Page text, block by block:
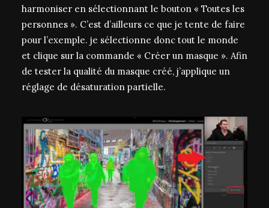
harmoniser en sélectionnant le bouton « Toutes les
personnes ». C’est d’ailleurs ce que je tente de faire
pour l’exemple. je sélectionne donc tout le monde
et clique sur la commande « Créer un masque ». Afin
de tester la qualité du masque créé, j’applique un
réglage de désaturation partielle.